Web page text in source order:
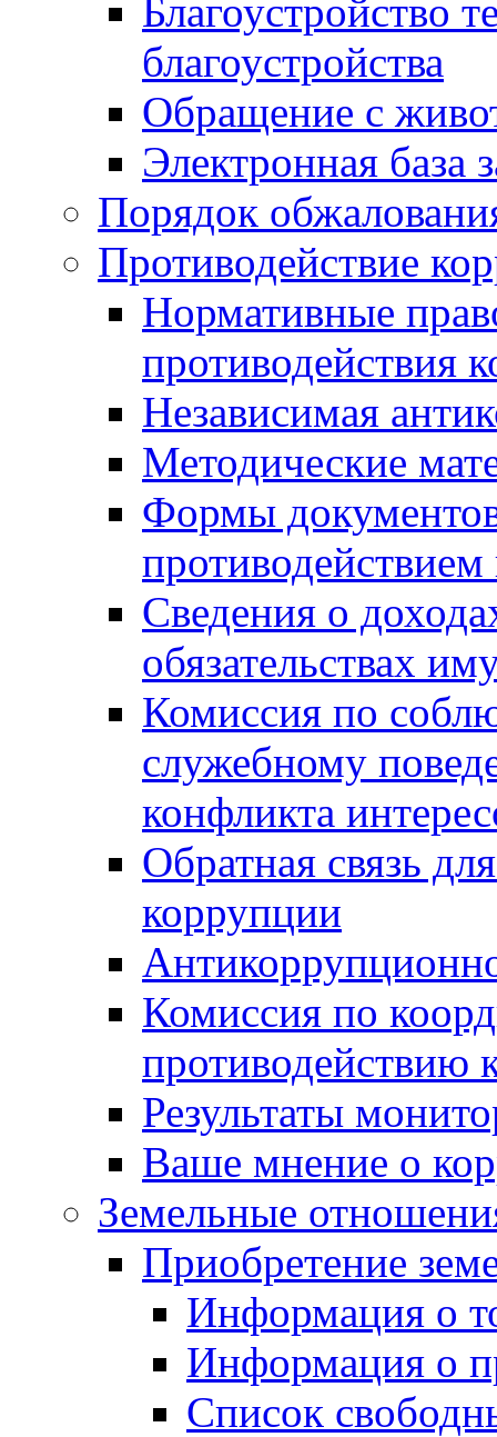
Благоустройство
благоустройства
Обращение с
Электронная база
Порядок
Противодействие
Нормативные
противодействия
Независимая
Методические
Формы
Сведения о
обязательствах
Комиссия по
служебному
конфликта
Обратная связь
коррупции
Комиссия по
противодействию
Результаты
Ваше мнение о
Земельные
Приобретение
Информация о
Информация о
Список